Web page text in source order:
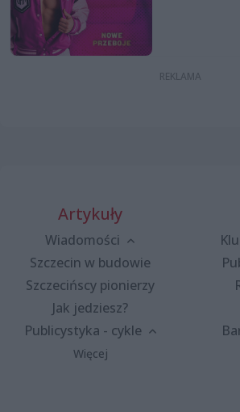
Artykuły
Wiadomości
Szczecin w budowie
Szczecińscy pionierzy
Jak jedziesz?
Publicystyka - cykle
Więcej